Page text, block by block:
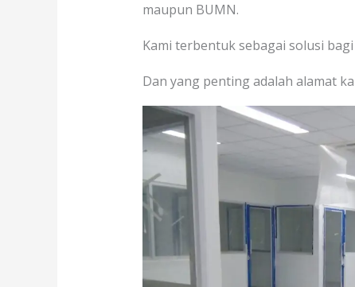
maupun BUMN.
Kami terbentuk sebagai solusi
Dan yang penting adalah alamat